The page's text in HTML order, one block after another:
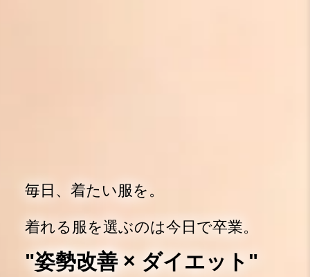
毎日、着たい服を。
着れる服を選ぶのは今日で卒業。
"姿勢改善 × ダイエット"